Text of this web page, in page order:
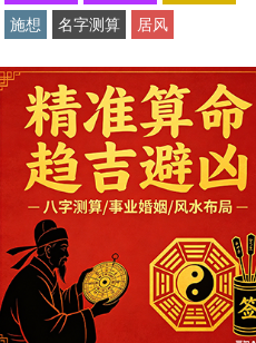
施想
名字测算 居风